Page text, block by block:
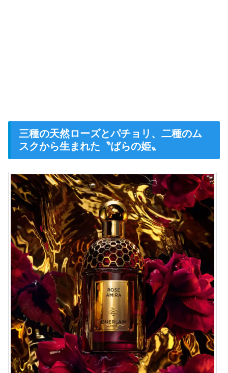
三種の天然ローズとパチョリ、二種のム
スクから生まれた〝ばらの姫〟